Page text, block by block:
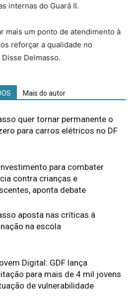
internas do Guará II.
mais um ponto de atendimento à
reforçar a qualidade no
Delmasso.
Mais do autor
quer tornar permanente o
para carros elétricos no DF
para combater
contra crianças e
aponta debate
aposta nas críticas à
na escola
Digital: GDF lança
para mais de 4 mil jovens
de vulnerabilidade